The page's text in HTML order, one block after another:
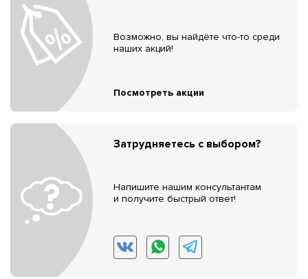
Возможно, вы найдёте что-то среди
наших акций!
Посмотреть акции
Затрудняетесь с выбором?
Напишите нашим консультантам
и получите быстрый ответ!